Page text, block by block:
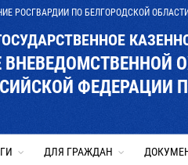
РОСГВАРДИИ ПО БЕЛГОРОДСКОЙ ОБЛАСТИ
ВНЕВЕДОМСТВЕННОЙ
ФЕДЕРАЦИИ
ДЛЯ ГРАЖДАН